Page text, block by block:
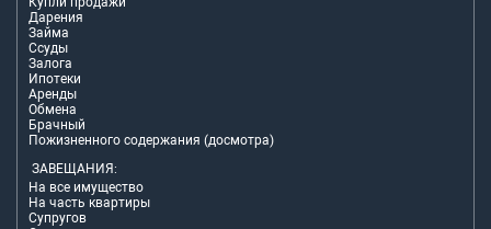
Дарения
Займа
Ссуды
Залога
Ипотеки
Аренды
Обмена
Брачный
Пожизненного содержания (досмотра)
ЗАВЕЩАНИЯ:
На все имущество
На часть квартиры
Супругов